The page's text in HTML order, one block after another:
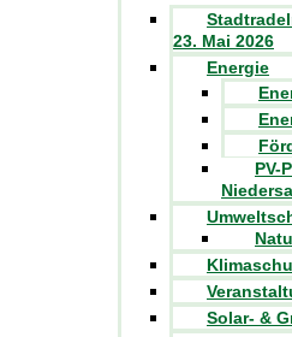
23. Mai 2026
Energie
PV-
Solar- &